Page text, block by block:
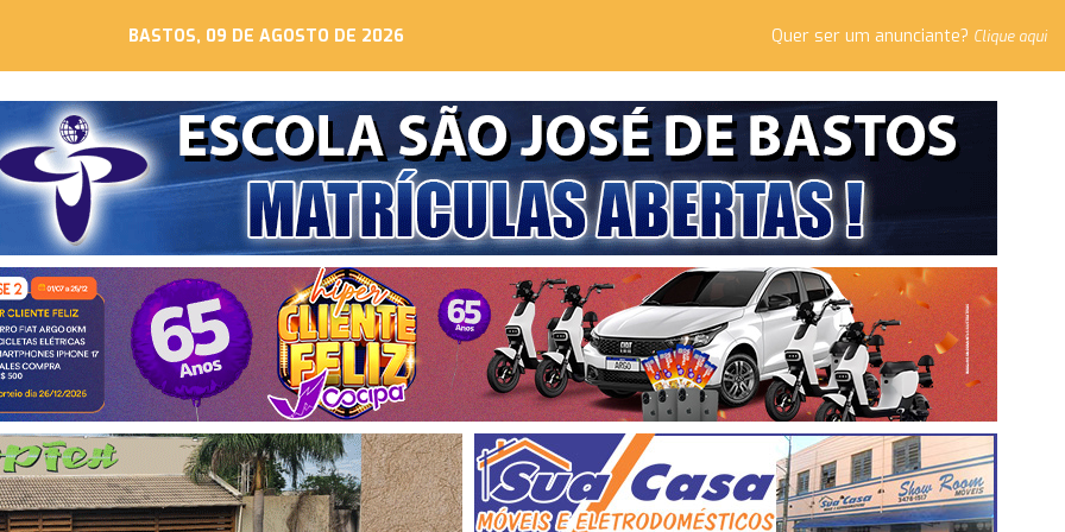
BASTOS, 09 DE AGOSTO DE 2026 Quer ser um anunciante? Clique aqui